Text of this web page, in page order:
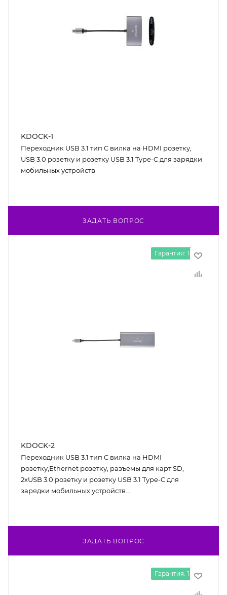
KDOCK-1
Переходник USB 3.1 тип C вилка на HDMI розетку,
USB 3.0 розетку и розетку USB 3.1 Type-C для зарядки
мобильных устройств
ЗАДАТЬ ВОПРОС
Гарантия: 1 год
KDOCK-2
Переходник USB 3.1 тип C вилка на HDMI
розетку,Ethernet розетку, разъемы для карт SD,
2хUSB 3.0 розетку и розетку USB 3.1 Type-C для
зарядки мобильных устройств...
ЗАДАТЬ ВОПРОС
Гарантия: 1 год